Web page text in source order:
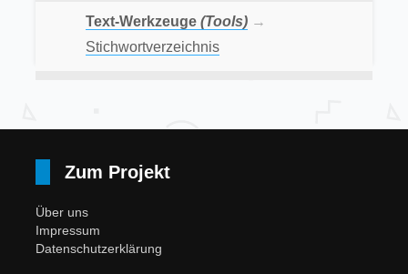
Text-Werkzeuge (Tools) →
Stichwortverzeichnis
Zum Projekt
Über uns
Impressum
Datenschutzerklärung